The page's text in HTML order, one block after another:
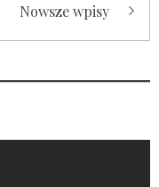
Nowsze wpisy